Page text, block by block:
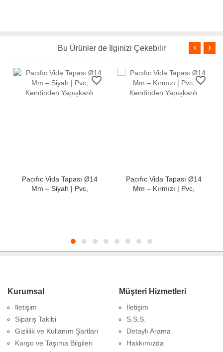
Bu Ürünler de İlginizi Çekebilir
favorite_border
Pacıfıc Vida Tapası Ø14
Mm – Siyah | Pvc,
favorite_border
Pacıfıc Vida Tapası Ø14
Mm – Kırmızı | Pvc,
Kurumsal
İletişim
Sipariş Takibi
Gizlilik ve Kullanım Şartları
Kargo ve Taşıma Bilgileri
Müşteri Hizmetleri
İletişim
S.S.S.
Detaylı Arama
Hakkımızda